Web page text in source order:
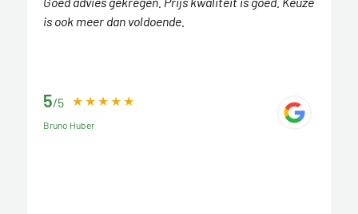
is ook meer dan voldoende.
5/5
Bruno Huber